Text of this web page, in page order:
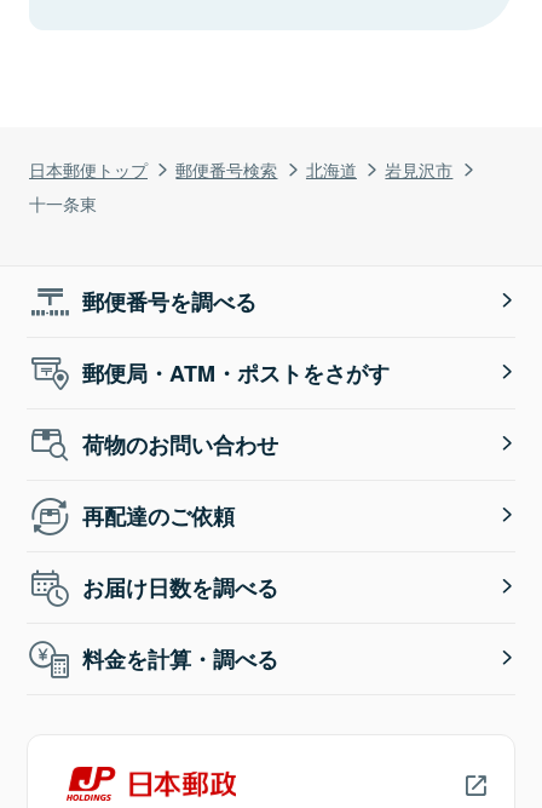
日本郵便トップ 郵便番号検索 北海道
岩見沢市
十一条東
郵便番号を調べる
郵便局・ATM・ポストをさがす
荷物のお問い合わせ
再配達のご依頼
お届け日数を調べる
料金を計算・調べる